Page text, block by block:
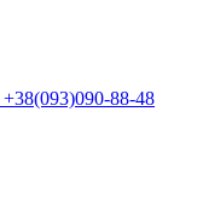
+38(093)090-88-48